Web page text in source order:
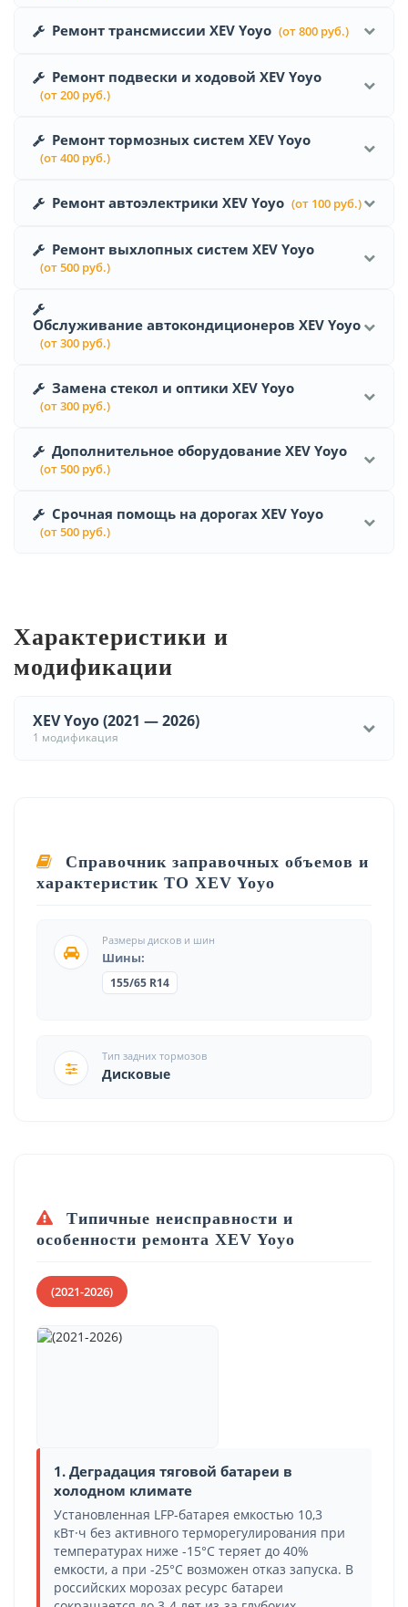
Ремонт трансмиссии XEV Yoyo (от 800 руб.)
Ремонт подвески и ходовой XEV Yoyo
(от 200 руб.)
Ремонт тормозных систем XEV Yoyo
(от 400 руб.)
Ремонт автоэлектрики XEV Yoyo (от 100 руб.)
Ремонт выхлопных систем XEV Yoyo
(от 500 руб.)
Обслуживание автокондиционеров XEV Yoyo
(от 300 руб.)
Замена стекол и оптики XEV Yoyo
(от 300 руб.)
Дополнительное оборудование XEV Yoyo
(от 500 руб.)
Срочная помощь на дорогах XEV Yoyo
(от 500 руб.)
Характеристики и
модификации
XEV Yoyo (2021 — 2026)
1 модификация
Справочник заправочных объемов и
характеристик ТО XEV Yoyo
Размеры дисков и шин
Шины:
155/65 R14
Тип задних тормозов
Дисковые
Типичные неисправности и
особенности ремонта XEV Yoyo
(2021-2026)
1. Деградация тяговой батареи в
холодном климате
Установленная LFP-батарея емкостью 10,3
кВт·ч без активного терморегулирования при
температурах ниже -15°C теряет до 40%
емкости, а при -25°C возможен отказ запуска. В
российских морозах ресурс батареи